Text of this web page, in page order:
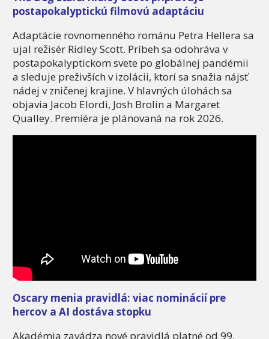
postapokalyptickú filmovú adaptáciu
Adaptácie rovnomenného románu Petra Hellera sa
ujal režisér Ridley Scott. Príbeh sa odohráva v
postapokalyptickom svete po globálnej pandémii
a sleduje preživších v izolácii, ktorí sa snažia nájsť
nádej v zničenej krajine. V hlavných úlohách sa
objavia Jacob Elordi, Josh Brolin a Margaret
Qualley. Premiéra je plánovaná na rok 2026.
Oscary menia pravidlá: viac nominácií pre
hercov a AI dostáva stopku
Akadémia zavádza nové pravidlá platné od 99.